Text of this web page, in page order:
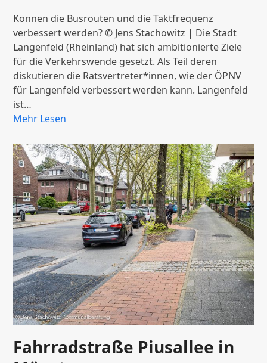
Können die Busrouten und die Taktfrequenz
verbessert werden? © Jens Stachowitz | Die Stadt
Langenfeld (Rheinland) hat sich ambitionierte Ziele
für die Verkehrswende gesetzt. Als Teil deren
diskutieren die Ratsvertreter*innen, wie der ÖPNV
für Langenfeld verbessert werden kann. Langenfeld
ist…
Mehr Lesen
Fahrradstraße Piusallee in